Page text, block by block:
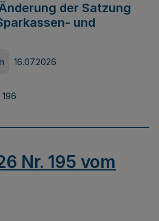
der Satzung
und
16.07.2026
196
Nr. 195 vom